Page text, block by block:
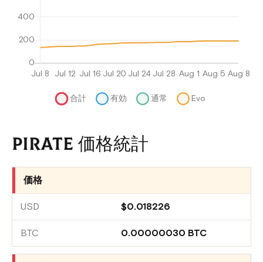
PIRATE 価格統計
価格
$0.018226
0.00000030 BTC